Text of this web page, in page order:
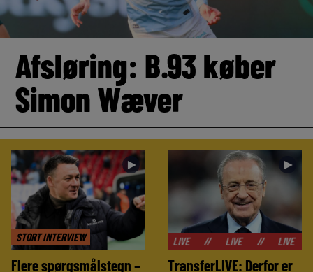
Afsløring: B.93 køber
Simon Wæver
STORT INTERVIEW
►
Flere spørgsmålstegn –
►
// LIVE LIVE LIVE // LIVE
TransferLIVE: Derfor er